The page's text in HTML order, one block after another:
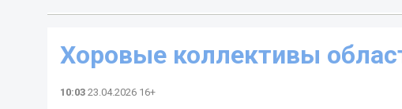
Хоровые коллективы
10:03 23.04.2026 16+